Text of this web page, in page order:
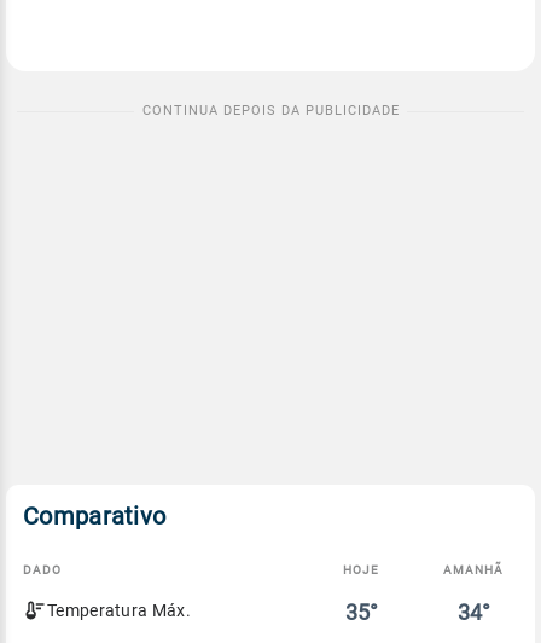
Comparativo
Comparativo
entre
DADO HOJE AMANHÃ
Temperatura Máx. 35° 34°